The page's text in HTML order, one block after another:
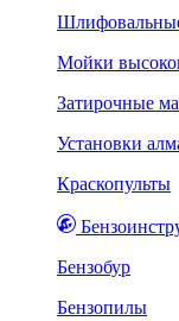
Мойки
Затирочные
Установки
Краскопульты
Бензобур
Бензопилы